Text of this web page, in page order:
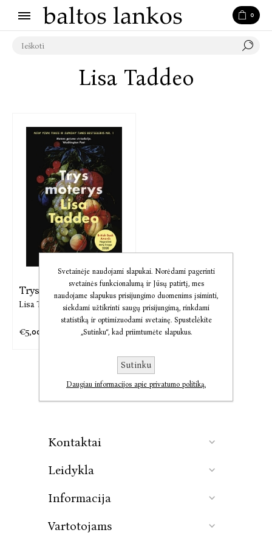
0
Lisa Taddeo
Trys moterys
Lisa Taddeo
€5,00
Kontaktai
Leidykla
Informacija
Vartotojams
Svetainėje naudojami slapukai. Norėdami pagerinti
svetainės funkcionalumą ir Jūsų patirtį, mes
naudojame slapukus prisijungimo duomenims įsiminti,
siekdami užtikrinti saugų prisijungimą, rinkdami
statistiką ir optimizuodami svetainę. Spustelėkite
„Sutinku“, kad priimtumėte slapukus.
Sutinku
Daugiau informacijos apie privatumo politiką.